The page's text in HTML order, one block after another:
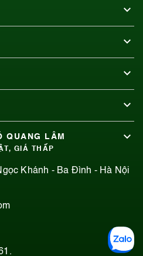
QUANG LÂM
GIÁ THẤP
Khánh - Ba Đình - Hà Nội